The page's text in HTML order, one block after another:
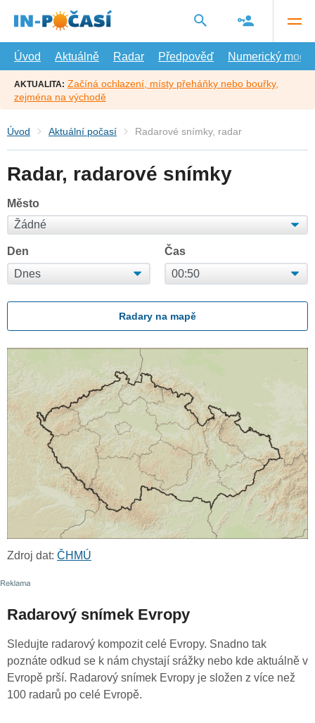
hlavní
Úvod
Aktuálně Radar Předpověď Numerický model
AKTUALITA: Začíná ochlazení, místy přeháňky nebo bouřky,
zejména na východě
Úvod Aktuální počasí Radarové snímky, radar
Radar, radarové snímky
Město
Den Čas
Radary na mapě
Zdroj dat: ČHMÚ
Radarový snímek Evropy
Sledujte radarový kompozit celé Evropy. Snadno tak
poznáte odkud se k nám chystají srážky nebo kde aktuálně v
Evropě prší. Radarový snímek Evropy je složen z více než
100 radarů po celé Evropě.